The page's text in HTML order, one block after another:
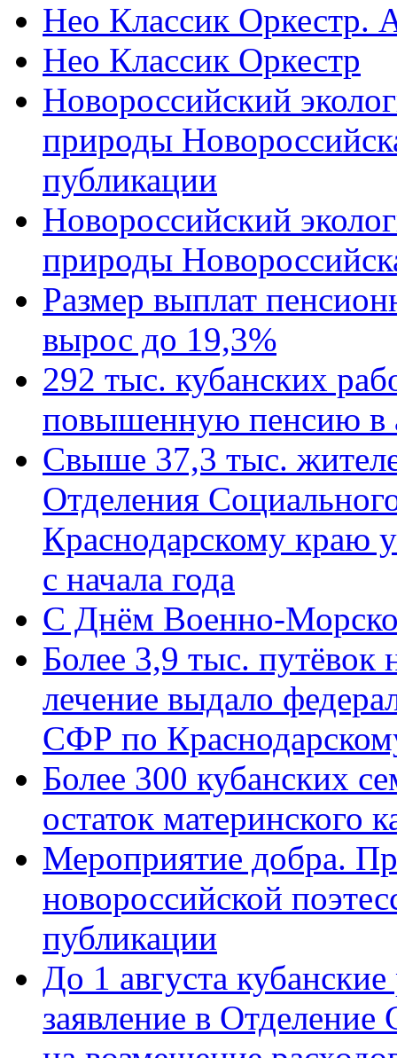
Нео Классик Оркестр.
Нео Классик Оркестр
Новороссийский
природы
публикации
Новороссийский
природы
Размер выплат
вырос до 19,3%
292 тыс. кубанских
повышенную пенсию в
Свыше 37,3 тыс.
Отделения
Краснодарскому краю
с начала года
C Днём Военно-
Более 3,9 тыс. путёвок
лечение выдало
СФР по
Более 300 кубанских
остаток материнского
Мероприятие добра.
новороссийской
публикации
До 1 августа
заявление в